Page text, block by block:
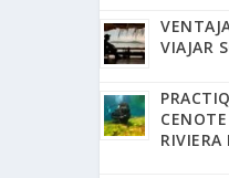
VIAJAR